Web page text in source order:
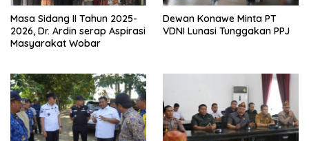
Masa Sidang II Tahun 2025-
2026, Dr. Ardin serap Aspirasi
Masyarakat Wobar
Dewan Konawe Minta PT
VDNI Lunasi Tunggakan PPJ